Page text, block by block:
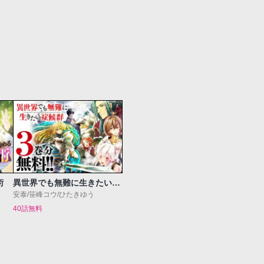
異世界でも無難に生きたい症候群
安泰/笹峰コウ/ひたきゆう
40話無料